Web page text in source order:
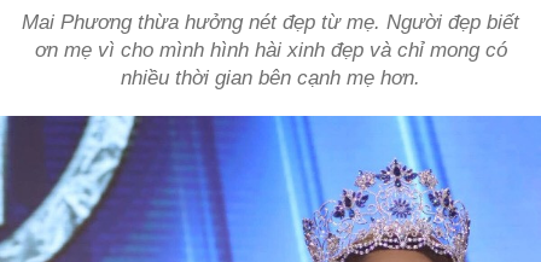
Mai Phương thừa hưởng nét đẹp từ mẹ. Người đẹp biết
ơn mẹ vì cho mình hình hài xinh đẹp và chỉ mong có
nhiều thời gian bên cạnh mẹ hơn.